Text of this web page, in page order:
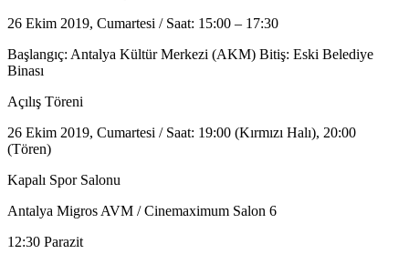
26 Ekim 2019, Cumartesi / Saat: 15:00 – 17:30
Başlangıç: Antalya Kültür Merkezi (AKM) Bitiş: Eski Belediye
Binası
Açılış Töreni
26 Ekim 2019, Cumartesi / Saat: 19:00 (Kırmızı Halı), 20:00
(Tören)
Kapalı Spor Salonu
Antalya Migros AVM / Cinemaximum Salon 6
12:30 Parazit